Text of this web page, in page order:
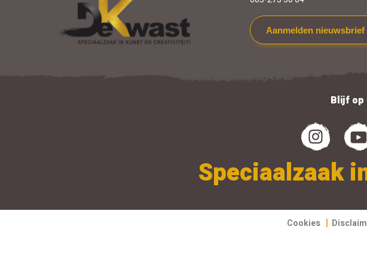
Aanmelden nieuwsbrief
Blijf op
Speciaalzaak
Cookies |